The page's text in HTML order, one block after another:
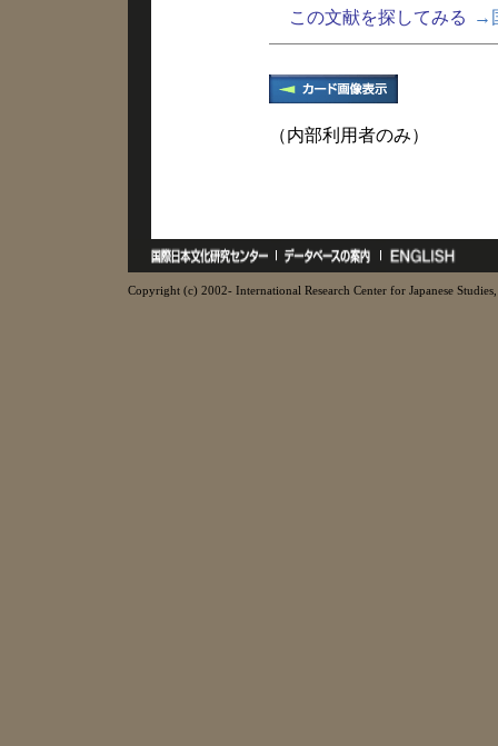
この文献を探してみる
→
（内部利用者のみ）
Copyright (c) 2002- International Research Center for Japanese